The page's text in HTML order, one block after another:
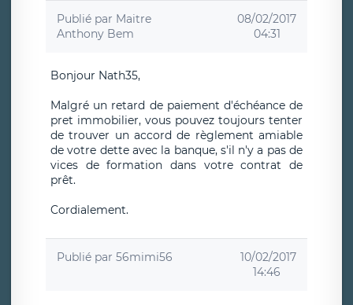
Publié par Maitre
Anthony Bem
08/02/2017
04:31
Bonjour Nath35,
Malgré un retard de paiement d'échéance de
pret immobilier, vous pouvez toujours tenter
de trouver un accord de règlement amiable
de votre dette avec la banque, s'il n'y a pas de
vices de formation dans votre contrat de
prêt.
Cordialement.
Publié par 56mimi56
10/02/2017
14:46